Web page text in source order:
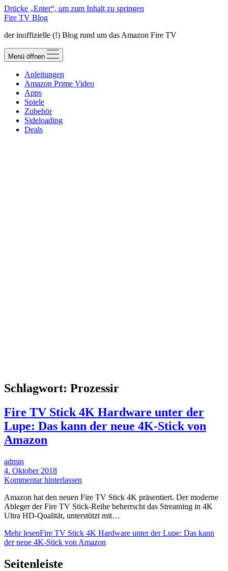
Drücke „Enter“, um zum Inhalt zu springen
Fire TV Blog
der inoffizielle (!) Blog rund um das Amazon Fire TV
Menü öffnen
Anleitungen
Amazon Prime Video
Apps
Spiele
Zubehör
Sideloading
Deals
Schlagwort: Prozessir
Fire TV Stick 4K Hardware unter der
Lupe: Das kann der neue 4K-Stick von
Amazon
admin
4. Oktober 2018
Kommentar hinterlassen
Amazon hat den neuen Fire TV Stick 4K präsentiert. Der moderne
Ableger der Fire TV Stick-Reihe beherrscht das Streaming in 4K
Ultra HD-Qualität, unterstützt mit…
Mehr lesenFire TV Stick 4K Hardware unter der Lupe: Das kann
der neue 4K-Stick von Amazon
Seitenleiste